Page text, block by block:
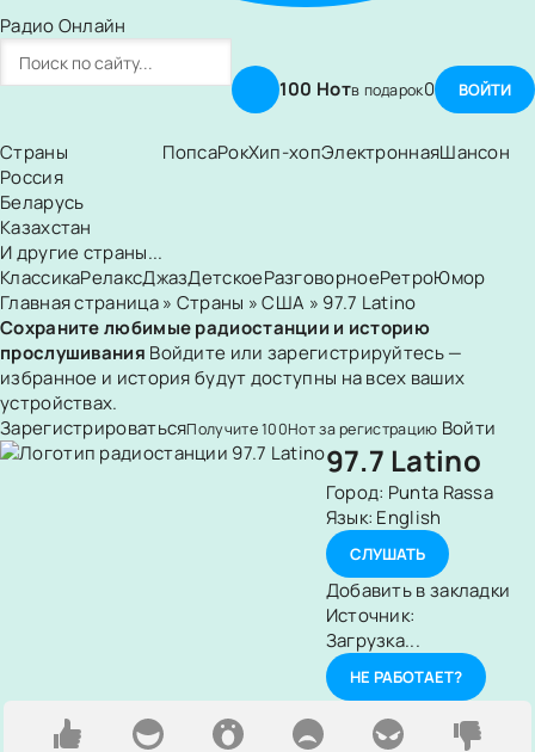
Радио Онлайн
100 Нотв подарок0 ВОЙТИ
Страны
Россия
Беларусь
Казахстан
И другие страны...
ПопсаРокХип-хопЭлектроннаяШансон
КлассикаРелаксДжазДетскоеРазговорноеРетроЮмор
Главная страница» Страны »США » 97.7 Latino
Сохраните любимые радиостанции и историю
прослушивания Войдите или зарегистрируйтесь —
избранное и история будут доступны на всех ваших
устройствах.
ЗарегистрироватьсяПолучите100Нотза регистрацию Войти
97.7 Latino
Город: Punta Rassa
Язык: English
СЛУШАТЬ
Добавить в закладки
Источник:
Загрузка...
НЕ РАБОТАЕТ?